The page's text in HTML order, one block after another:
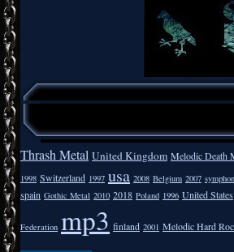
Thrash Metal United Kingdom Melodic Death
1998 Switzerland 1997 usa 2008 Belgium 2007
spain Gothic Metal 2010 2018 Poland 1996 United States
Federation mp3 finland 2001 Melodic Hard